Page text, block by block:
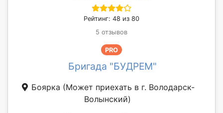
Рейтинг: 48 из 80
5 отзывов
PRO
Бригада "БУДРЕМ"
Боярка (Может приехать в г. Володарск-
Волынский)